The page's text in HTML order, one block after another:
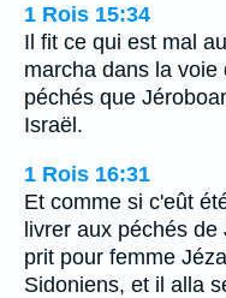
1 Rois 15:34
Il fit ce qui est mal
marcha dans la
péchés que
Israël.
1 Rois 16:31
Et comme si c'eût
livrer aux péchés
prit pour femme
Sidoniens, et il alla